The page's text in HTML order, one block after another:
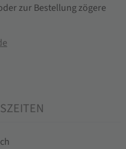
zur Bestellung zögere